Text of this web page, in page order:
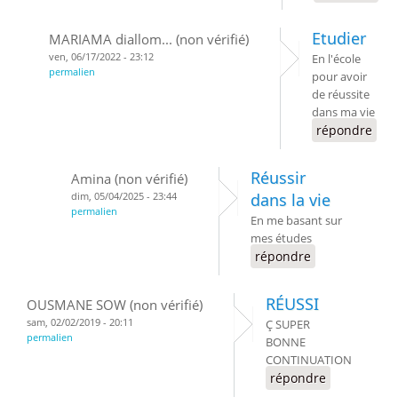
MARIAMA diallom... (non vérifié)
ven, 06/17/2022 - 23:12
permalien
Etudier
En l'école
pour avoir
de réussite
dans ma vie
répondre
Amina (non vérifié)
dim, 05/04/2025 - 23:44
permalien
Réussir
dans la vie
En me basant sur
mes études
répondre
OUSMANE SOW (non vérifié)
sam, 02/02/2019 - 20:11
permalien
RÉUSSI
Ç SUPER
BONNE
CONTINUATION
répondre